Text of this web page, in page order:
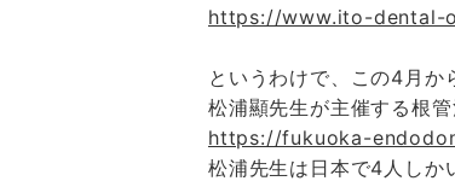
https://www.ito-dental-
というわけで、この4月
松浦顯先生が主催する根
https://fukuoka-
松浦先生は日本で4人しか